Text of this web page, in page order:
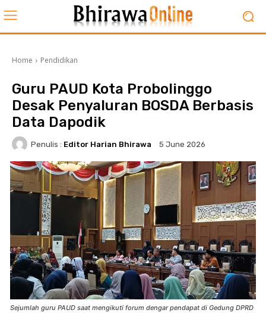
Home Pendidikan
Guru PAUD Kota Probolinggo
Desak Penyaluran BOSDA Berbasis
Data Dapodik
Penulis : Editor Harian Bhirawa 5 June 2026
Sejumlah guru PAUD saat mengikuti forum dengar pendapat di Gedung DPRD